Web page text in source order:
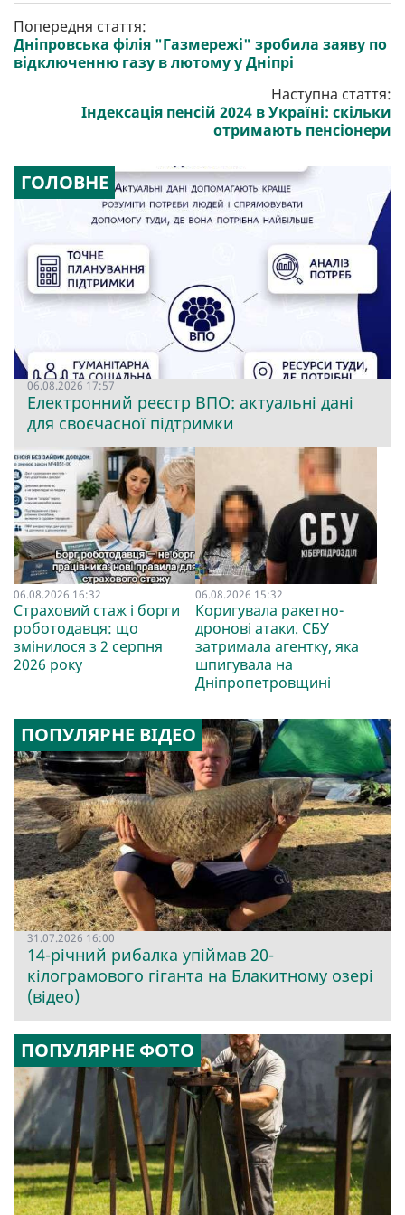
Попередня стаття:
Дніпровська філія "Газмережі" зробила заяву по
відключенню газу в лютому у Дніпрі
Наступна стаття:
Індексація пенсій 2024 в Україні: скільки
отримають пенсіонери
ГОЛОВНЕ
06.08.2026 17:57
Електронний реєстр ВПО: актуальні дані
для своєчасної підтримки
06.08.2026 16:32
Страховий стаж і борги
роботодавця: що
змінилося з 2 серпня
2026 року
06.08.2026 15:32
Коригувала ракетно-
дронові атаки. СБУ
затримала агентку, яка
шпигувала на
Дніпропетровщині
ПОПУЛЯРНЕ ВІДЕО
31.07.2026 16:00
14-річний рибалка упіймав 20-
кілограмового гіганта на Блакитному озері
(відео)
ПОПУЛЯРНЕ ФОТО